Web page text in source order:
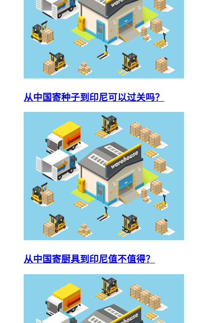
从中国寄种子到印尼可以过关吗？
从中国寄厨具到印尼值不值得？